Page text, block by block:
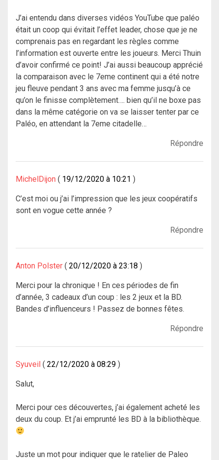
J’ai entendu dans diverses vidéos YouTube que paléo
était un coop qui évitait l’effet leader, chose que je ne
comprenais pas en regardant les règles comme
l’information est ouverte entre les joueurs. Merci Thuin
d’avoir confirmé ce point! J’ai aussi beaucoup apprécié
la comparaison avec le 7eme continent qui a été notre
jeu fleuve pendant 3 ans avec ma femme jusqu’à ce
qu’on le finisse complètement…. bien qu’il ne boxe pas
dans la même catégorie on va se laisser tenter par ce
Paléo, en attendant la 7eme citadelle…
Répondre
MichelDijon 19/12/2020 à 10:21
C’est moi ou j’ai l’impression que les jeux coopératifs
sont en vogue cette année ?
Répondre
Anton Polster 20/12/2020 à 23:18
Merci pour la chronique ! En ces périodes de fin
d’année, 3 cadeaux d’un coup : les 2 jeux et la BD.
Bandes d’influenceurs ! Passez de bonnes fêtes.
Répondre
Syuveil 22/12/2020 à 08:29
Salut,
Merci pour ces découvertes, j’ai également acheté les
deux du coup. Et j’ai emprunté les BD à la bibliothèque.
Juste un mot pour indiquer que le ratelier de Paleo